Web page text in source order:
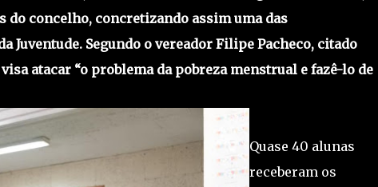
concelho, concretizando assim uma das
Juventude. Segundo o vereador Filipe Pacheco, citado
atacar “o problema da pobreza menstrual e fazê-lo de
Quase 40 alunas
receberam os